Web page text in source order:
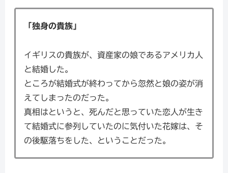
「独身の貴族」
イギリスの貴族が、資産家の娘であるアメリカ人
と結婚した。
ところが結婚式が終わってから忽然と娘の姿が消
えてしまったのだった。
真相はというと、死んだと思っていた恋人が生き
て結婚式に参列していたのに気付いた花嫁は、そ
の後駆落ちをした、ということだった。